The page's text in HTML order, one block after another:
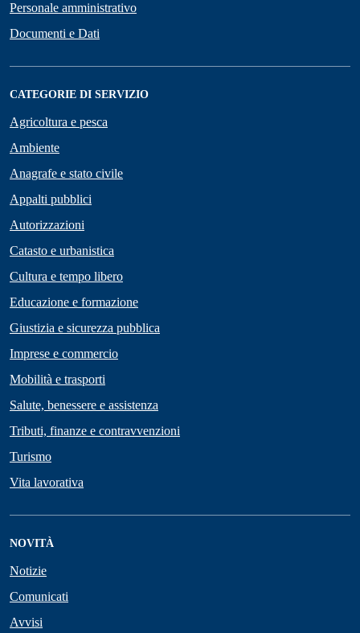
Personale amministrativo
Documenti e Dati
CATEGORIE DI SERVIZIO
Agricoltura e pesca
Ambiente
Anagrafe e stato civile
Appalti pubblici
Autorizzazioni
Catasto e urbanistica
Cultura e tempo libero
Educazione e formazione
Giustizia e sicurezza pubblica
Imprese e commercio
Mobilità e trasporti
Salute, benessere e assistenza
Tributi, finanze e contravvenzioni
Turismo
Vita lavorativa
NOVITÀ
Notizie
Comunicati
Avvisi